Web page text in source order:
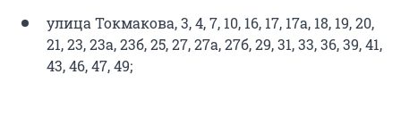
улица Токмакова, 3, 4, 7, 10, 16, 17, 17а, 18, 19, 20,
21, 23, 23а, 23б, 25, 27, 27а, 27б, 29, 31, 33, 36, 39, 41,
43, 46, 47, 49;